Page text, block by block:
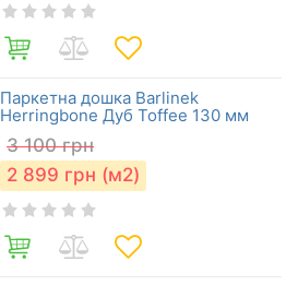
Паркетна дошка Barlinek
Herringbone Дуб Toffee 130 мм
3 100 грн
2 899 грн (м2)